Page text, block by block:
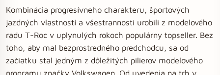
Kombinácia progresívneho charakteru, športových
jazdných vlastností a všestrannosti urobili z modelového
radu T-Roc v uplynulých rokoch populárny topseller. Bez
toho, aby mal bezprostredného predchodcu, sa od
začiatku stal jedným z dôležitých pilierov modelového
programu značky Volkswagen. Od uvedenia na trh v